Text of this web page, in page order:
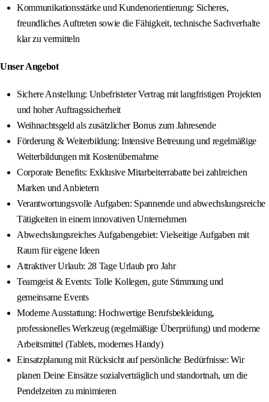
Kommunikationsstärke und Kundenorientierung: Sicheres,
freundliches Auftreten sowie die Fähigkeit, technische Sachverhalte
klar zu vermitteln
Unser Angebot
Sichere Anstellung: Unbefristeter Vertrag mit langfristigen Projekten
und hoher Auftragssicherheit
Weihnachtsgeld als zusätzlicher Bonus zum Jahresende
Förderung & Weiterbildung: Intensive Betreuung und regelmäßige
Weiterbildungen mit Kostenübernahme
Corporate Benefits: Exklusive Mitarbeiterrabatte bei zahlreichen
Marken und Anbietern
Verantwortungsvolle Aufgaben: Spannende und abwechslungsreiche
Tätigkeiten in einem innovativen Unternehmen
Abwechslungsreiches Aufgabengebiet: Vielseitige Aufgaben mit
Raum für eigene Ideen
Attraktiver Urlaub: 28 Tage Urlaub pro Jahr
Teamgeist & Events: Tolle Kollegen, gute Stimmung und
gemeinsame Events
Moderne Ausstattung: Hochwertige Berufsbekleidung,
professionelles Werkzeug (regelmäßige Überprüfung) und moderne
Arbeitsmittel (Tablets, modernes Handy)
Einsatzplanung mit Rücksicht auf persönliche Bedürfnisse: Wir
planen Deine Einsätze sozialverträglich und standortnah, um die
Pendelzeiten zu minimieren